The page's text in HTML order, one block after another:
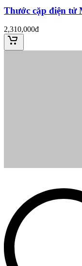
Thước cặp điện tử
2,310,000đ